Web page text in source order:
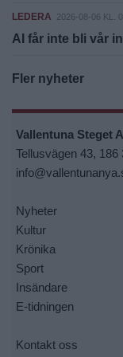
LEDERA 2026-08-06 KL.
AI får inte bli vår
Fler nyheter
Vallentuna Steget
Tellusvägen 43, 186
Nyheter
Kultur
Krönika
Sport
Insändare
E-tidningen
Kontakt oss